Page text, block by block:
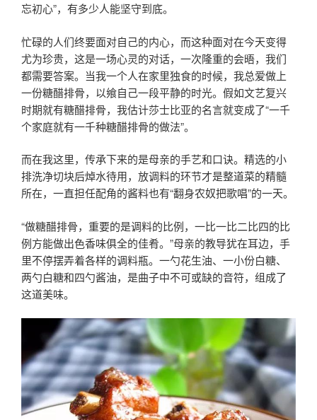
忘初心”，有多少人能坚守到底。
忙碌的人们终要面对自己的内心，而这种面对在今天变得
尤为珍贵，这是一场心灵的对话，一次隆重的会晤，我们
都需要答案。当我一个人在家里独食的时候，我总爱做上
一份糖醋排骨，以飨自己一段平静的时光。假如文艺复兴
时期就有糖醋排骨，我估计莎士比亚的名言就变成了“一千
个家庭就有一千种糖醋排骨的做法”。
而在我这里，传承下来的是母亲的手艺和口诀。精选的小
排洗净切块后焯水待用，放调料的环节才是整道菜的精髓
所在，一直担任配角的酱料也有“翻身农奴把歌唱”的一天。
“做糖醋排骨，重要的是调料的比例，一比一比二比四的比
例方能做出色香味俱全的佳肴。”母亲的教导犹在耳边，手
里不停摆弄着各样的调料瓶。一勺花生油、一小份白糖、
两勺白糖和四勺酱油，是曲子中不可或缺的音符，组成了
这道美味。